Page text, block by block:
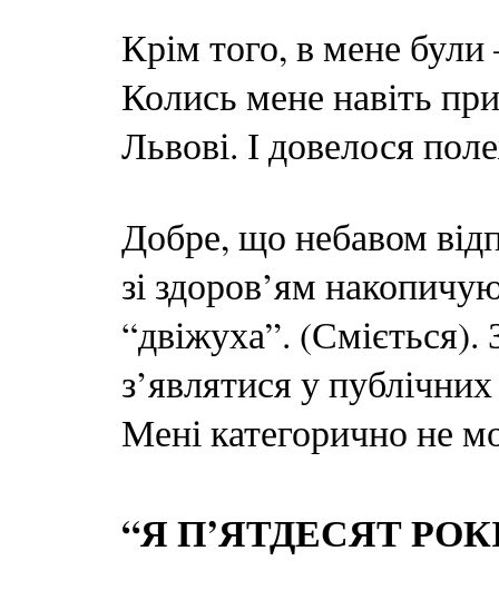
Крім того, в мене були
Колись мене навіть
Львові. І довелося
Добре, що небавом
зі здоров’ям
“двіжуха”. (Сміється).
з’являтися у
Мені категорично не
“Я П’ЯТДЕСЯТ